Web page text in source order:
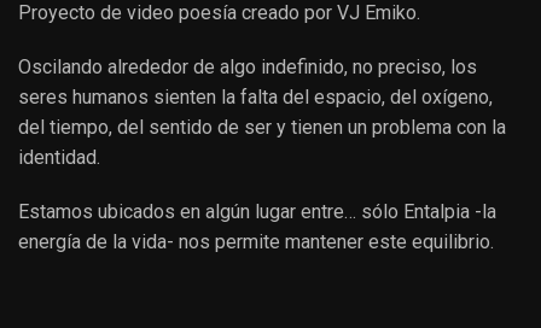
Proyecto de video poesía creado por VJ Emiko.
Oscilando alrededor de algo indefinido, no preciso, los
seres humanos sienten la falta del espacio, del oxígeno,
del tiempo, del sentido de ser y tienen un problema con la
identidad.
Estamos ubicados en algún lugar entre… sólo Entalpia -la
energía de la vida- nos permite mantener este equilibrio.